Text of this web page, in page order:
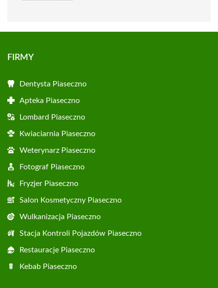
FIRMY
Dentysta Piaseczno
Apteka Piaseczno
Lombard Piaseczno
Kwiaciarnia Piaseczno
Weterynarz Piaseczno
Fotograf Piaseczno
Fryzjer Piaseczno
Salon Kosmetyczny Piaseczno
Wulkanizacja Piaseczno
Stacja Kontroli Pojazdów Piaseczno
Restauracje Piaseczno
Kebab Piaseczno